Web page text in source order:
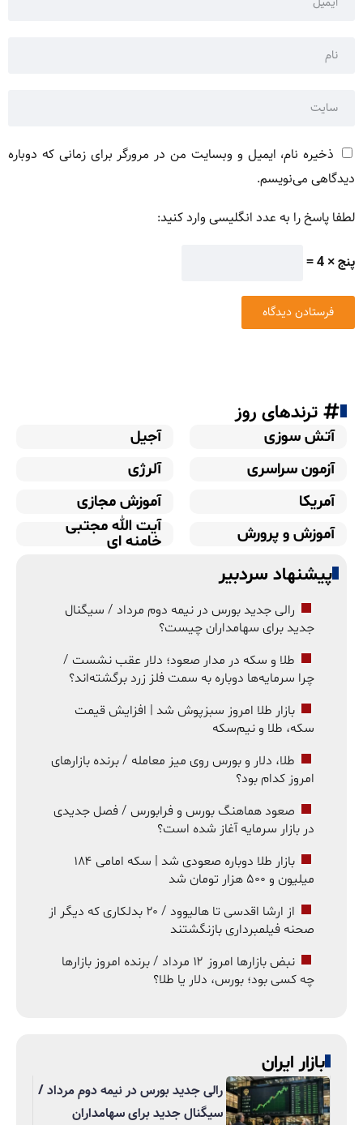
ذخیره نام، ایمیل و وبسایت من در مرورگر برای زمانی که دوباره
دیدگاهی می‌نویسم.
لطفا پاسخ را به عدد انگلیسی وارد کنید:
پنج × 4 =
ترندهای روز
آتش سوزی
آجیل
آزمون سراسری
آلرژی
آمریکا
آموزش مجازی
آموزش و پرورش
آیت الله مجتبی
خامنه ای
پیشنهاد سردبیر
رالی جدید بورس در نیمه دوم مرداد / سیگنال
جدید برای سهامداران چیست؟
طلا و سکه در مدار صعود؛ دلار عقب نشست /
چرا سرمایه‌ها دوباره به سمت فلز زرد برگشته‌اند؟
بازار طلا امروز سبزپوش شد | افزایش قیمت
سکه، طلا و نیم‌سکه
طلا، دلار و بورس روی میز معامله / برنده بازارهای
امروز کدام بود؟
صعود هماهنگ بورس و فرابورس / فصل جدیدی
در بازار سرمایه آغاز شده است؟
بازار طلا دوباره صعودی شد | سکه امامی ۱۸۴
میلیون و ۵۰۰ هزار تومان شد
از ارشا اقدسی تا هالیوود / ۲۰ بدلکاری که دیگر از
صحنه فیلمبرداری بازنگشتند
نبض بازارها امروز ۱۲ مرداد / برنده امروز بازارها
چه کسی بود؛ بورس، دلار یا طلا؟
بازار ایران
رالی جدید بورس در نیمه دوم مرداد /
سیگنال جدید برای سهامداران